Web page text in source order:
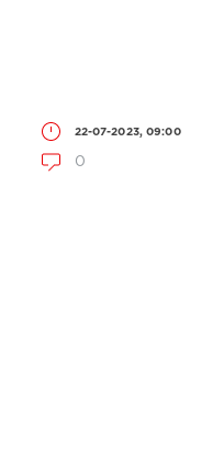
22-07-2023, 09:00
0